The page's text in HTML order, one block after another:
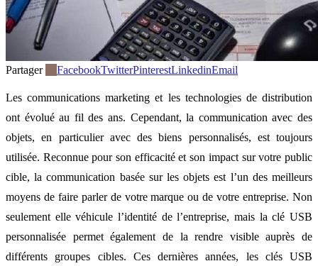
Partager FacebookTwitterPinterestLinkedinEmail
Les communications marketing et les technologies de distribution
ont évolué au fil des ans. Cependant, la communication avec des
objets, en particulier avec des biens personnalisés, est toujours
utilisée. Reconnue pour son efficacité et son impact sur votre public
cible, la communication basée sur les objets est l’un des meilleurs
moyens de faire parler de votre marque ou de votre entreprise. Non
seulement elle véhicule l’identité de l’entreprise, mais la clé USB
personnalisée permet également de la rendre visible auprès de
différents groupes cibles. Ces dernières années, les clés USB